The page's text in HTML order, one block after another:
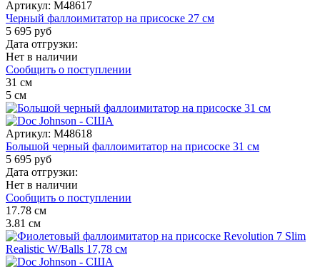
Артикул: M48617
Черный фаллоимитатор на присоске 27 см
5 695 руб
Дата отгрузки:
Нет в наличии
Сообщить о поступлении
31 см
5 см
Артикул: M48618
Большой черный фаллоимитатор на присоске 31 см
5 695 руб
Дата отгрузки:
Нет в наличии
Сообщить о поступлении
17.78 см
3.81 см